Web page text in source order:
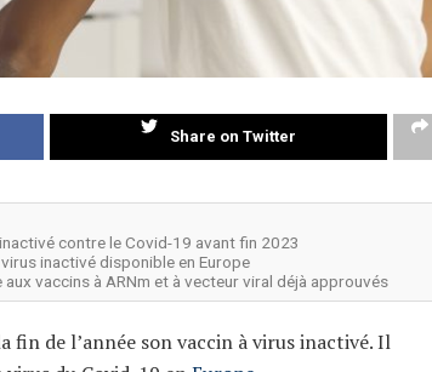
Share on Twitter
contre le Covid-19 avant fin 2023
inactivé disponible en Europe
vaccins à ARNm et à vecteur viral déjà approuvés
de l’année son vaccin à virus inactivé. Il